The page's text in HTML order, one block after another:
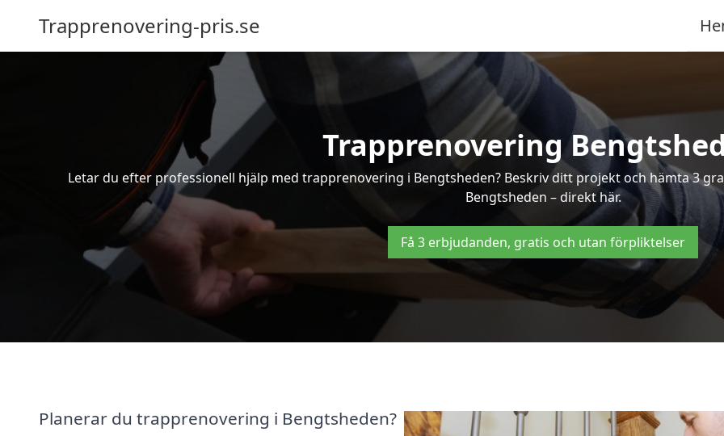
Trapprenovering-pris.se
Trapprenovering
Letar du efter professionell hjälp med trapprenovering i Bengtsheden? Beskriv ditt projekt och hämta 3
Bengtsheden – direkt här.
Få 3 erbjudanden, gratis och utan förpliktelser
Planerar du trapprenovering i Bengtsheden?